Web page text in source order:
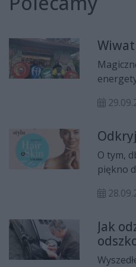
30.09 i
Rodziny
Nie
i
O tym,
piękno
Będzie
Jak